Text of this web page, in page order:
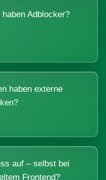
Adblocker?
haben externe
auf – selbst bei
Frontend?